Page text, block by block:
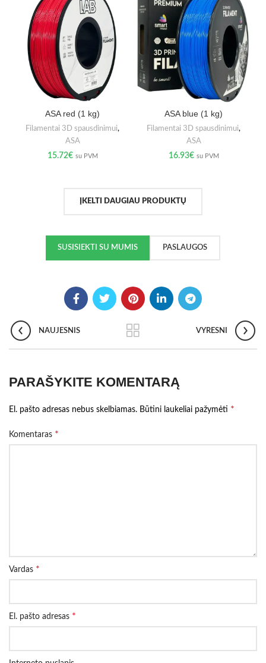
ASA red (1 kg)
Filamentai 3D spausdinimui,
ASA
15.72€ su PVM
ASA blue (1 kg)
Filamentai 3D spausdinimui,
ASA
16.93€ su PVM
ĮKELTI DAUGIAU PRODUKTŲ
SUSISIEKTI SU MUMIS PASLAUGOS
NAUJESNIS VYRESNI
PARAŠYKITE KOMENTARĄ
El. pašto adresas nebus skelbiamas. Būtini laukeliai pažymėti *
Komentaras *
Vardas *
El. pašto adresas *